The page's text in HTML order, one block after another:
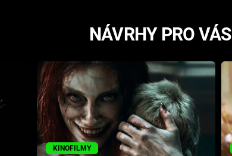
NÁVRHY PRO VÁS
KINOFILMY